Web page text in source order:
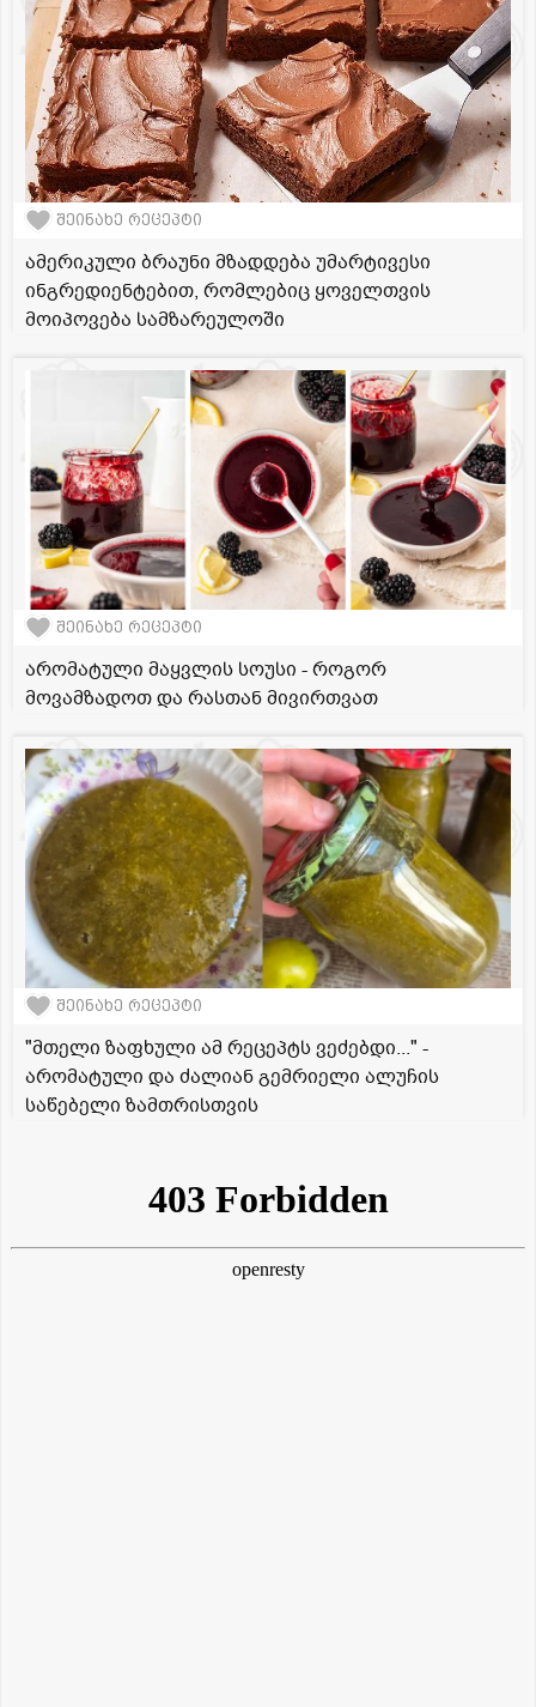
შეინახე რეცეპტი
ამერიკული ბრაუნი მზადდება უმარტივესი
ინგრედიენტებით, რომლებიც ყოველთვის
მოიპოვება სამზარეულოში
შეინახე რეცეპტი
არომატული მაყვლის სოუსი - როგორ
მოვამზადოთ და რასთან მივირთვათ
შეინახე რეცეპტი
"მთელი ზაფხული ამ რეცეპტს ვეძებდი..." -
არომატული და ძალიან გემრიელი ალუჩის
საწებელი ზამთრისთვის